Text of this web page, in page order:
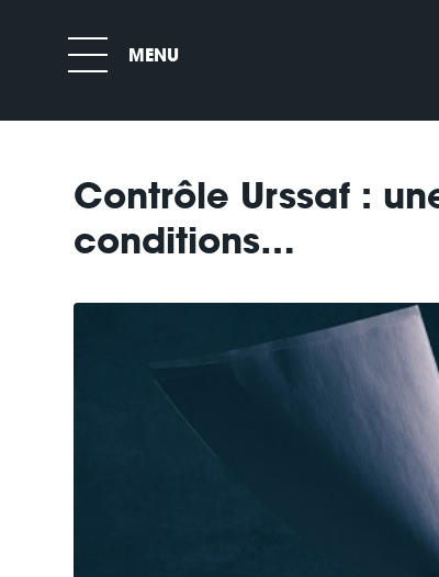
Contrôle Urssaf :
conditions…